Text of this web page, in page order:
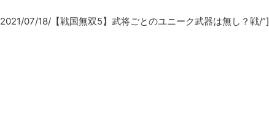
07/18/【戦国無双5】武将ごとのユニーク武器は無し？戦/”]